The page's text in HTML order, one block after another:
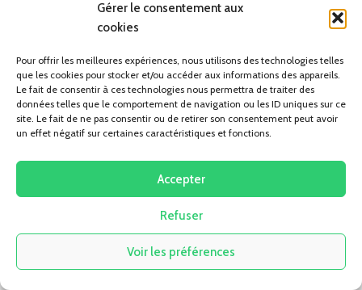
Gérer le consentement aux
cookies
Pour offrir les meilleures expériences, nous utilisons des technologies telles
que les cookies pour stocker et/ou accéder aux informations des appareils.
Le fait de consentir à ces technologies nous permettra de traiter des
données telles que le comportement de navigation ou les ID uniques sur ce
site. Le fait de ne pas consentir ou de retirer son consentement peut avoir
un effet négatif sur certaines caractéristiques et fonctions.
Accepter
Refuser
Voir les préférences